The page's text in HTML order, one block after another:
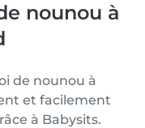
nounou à
de nounou à
et facilement
à Babysits.